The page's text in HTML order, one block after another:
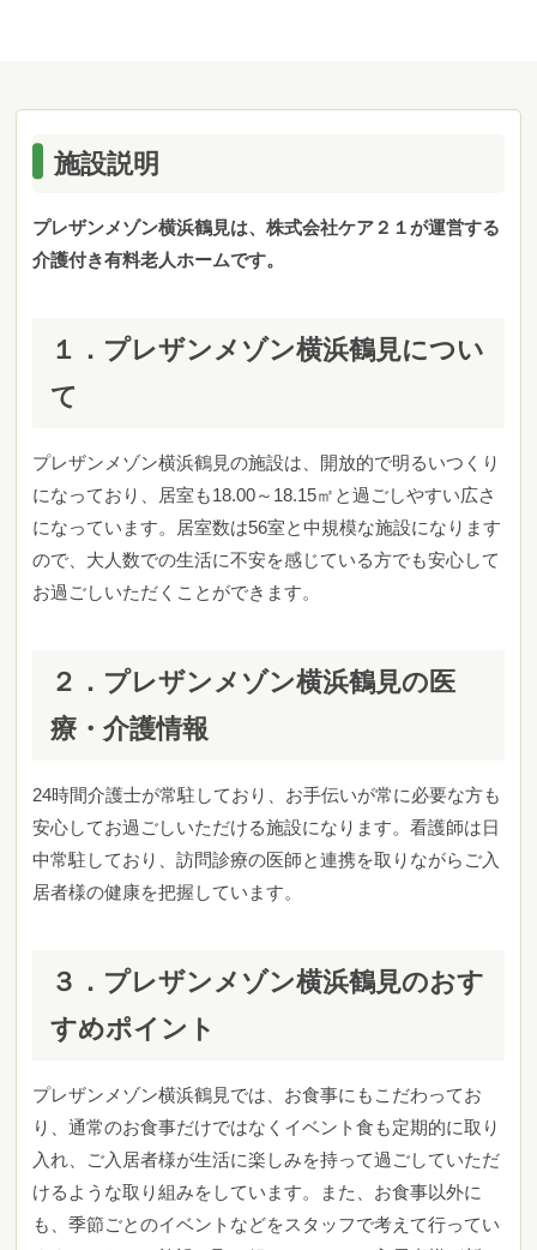
施設説明
プレザンメゾン横浜鶴見は、株式会社ケア２１が運営する
介護付き有料老人ホームです。
１． プレザンメゾン横浜鶴見につい
て
プレザンメゾン横浜鶴見の施設は、開放的で明るいつくり
になっており、
居室も18.00～18.15㎡と過ごしやすい広さ
になっています。居室数は56室と中規模な施設になります
ので、大人数での生活に不安を感じている方でも安心して
お過ごしいただくことができます。
２． プレザンメゾン横浜鶴見の医
療・介護情報
24時間介護士が常駐しており、お手伝いが常に必要な方も
安心してお過ごしいただける施設になります。看護師は日
中常駐しており、訪問診療の医師と連携を取りながらご入
居者様の健康を把握しています。
３． プレザンメゾン横浜鶴見のおす
すめポイント
プレザンメゾン横浜鶴見では、お食事にもこだわってお
り、通常のお食事だけではなくイベント食も定期的に取り
入れ、ご入居者様が生活に楽しみを持って過ごしていただ
けるような取り組みをしています。また、 お食事以外に
も、季節ごとのイベントなどをスタッフで考えて行ってい